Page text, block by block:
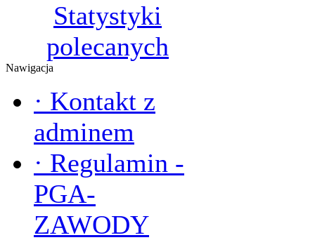
Statystyki
polecanych
Nawigacja
· Kontakt z
adminem
· Regulamin -
PGA-
ZAWODY